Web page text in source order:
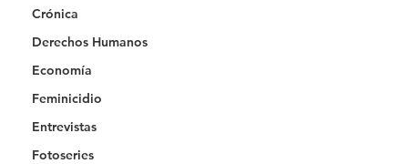
Crónica
Derechos Humanos
Economía
Feminicidio
Entrevistas
Fotoseries